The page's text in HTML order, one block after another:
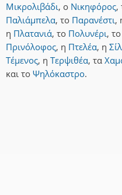
Μικρολιβάδι, ο Νικηφόρος,
Παλιάμπελα, το Παρανέστι,
η Πλατανιά, το Πολυνέρι, το
Πρινόλοφος, η Πτελέα, η
Τέμενος, η Τερψιθέα, τα
και το Ψηλόκαστρο.